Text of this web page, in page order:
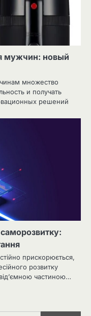
мужчин: новый
множество
и получать
решений
прискорюється,
розвитку
частиною…